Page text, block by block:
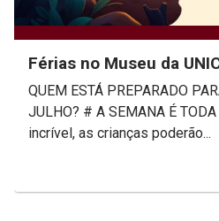
Férias no Museu da
QUEM ESTÁ PREPARADO
JULHO? # A SEMANA É TODA MINHA Nessa semana
incrível, as crianças poderão...